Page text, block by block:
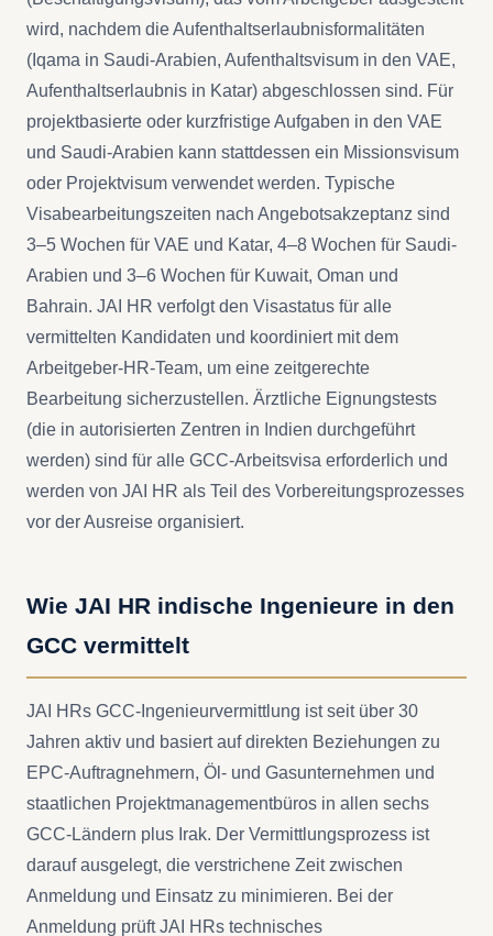
wird, nachdem die Aufenthaltserlaubnisformalitäten
(Iqama in Saudi-Arabien, Aufenthaltsvisum in den VAE,
Aufenthaltserlaubnis in Katar) abgeschlossen sind. Für
projektbasierte oder kurzfristige Aufgaben in den VAE
und Saudi-Arabien kann stattdessen ein Missionsvisum
oder Projektvisum verwendet werden. Typische
Visabearbeitungszeiten nach Angebotsakzeptanz sind
3–5 Wochen für VAE und Katar, 4–8 Wochen für Saudi-
Arabien und 3–6 Wochen für Kuwait, Oman und
Bahrain. JAI HR verfolgt den Visastatus für alle
vermittelten Kandidaten und koordiniert mit dem
Arbeitgeber-HR-Team, um eine zeitgerechte
Bearbeitung sicherzustellen. Ärztliche Eignungstests
(die in autorisierten Zentren in Indien durchgeführt
werden) sind für alle GCC-Arbeitsvisa erforderlich und
werden von JAI HR als Teil des Vorbereitungsprozesses
vor der Ausreise organisiert.
Wie JAI HR indische Ingenieure in den
GCC vermittelt
JAI HRs GCC-Ingenieurvermittlung ist seit über 30
Jahren aktiv und basiert auf direkten Beziehungen zu
EPC-Auftragnehmern, Öl- und Gasunternehmen und
staatlichen Projektmanagementbüros in allen sechs
GCC-Ländern plus Irak. Der Vermittlungsprozess ist
darauf ausgelegt, die verstrichene Zeit zwischen
Anmeldung und Einsatz zu minimieren. Bei der
Anmeldung prüft JAI HRs technisches